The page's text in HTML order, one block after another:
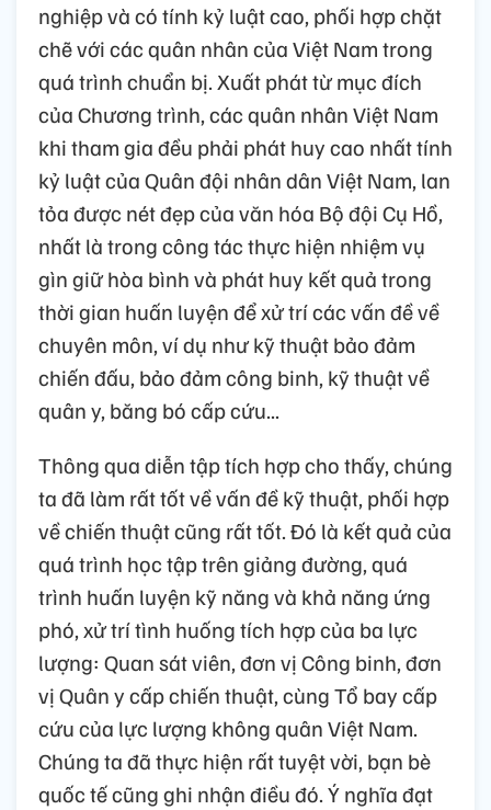
nghiệp và có tính kỷ luật cao, phối hợp chặt
chẽ với các quân nhân của Việt Nam trong
quá trình chuẩn bị. Xuất phát từ mục đích
của Chương trình, các quân nhân Việt Nam
khi tham gia đều phải phát huy cao nhất tính
kỷ luật của Quân đội nhân dân Việt Nam, lan
tỏa được nét đẹp của văn hóa Bộ đội Cụ Hồ,
nhất là trong công tác thực hiện nhiệm vụ
gìn giữ hòa bình và phát huy kết quả trong
thời gian huấn luyện để xử trí các vấn đề về
chuyên môn, ví dụ như kỹ thuật bảo đảm
chiến đấu, bảo đảm công binh, kỹ thuật về
quân y, băng bó cấp cứu...
Thông qua diễn tập tích hợp cho thấy, chúng
ta đã làm rất tốt về vấn đề kỹ thuật, phối hợp
về chiến thuật cũng rất tốt. Đó là kết quả của
quá trình học tập trên giảng đường, quá
trình huấn luyện kỹ năng và khả năng ứng
phó, xử trí tình huống tích hợp của ba lực
lượng: Quan sát viên, đơn vị Công binh, đơn
vị Quân y cấp chiến thuật, cùng Tổ bay cấp
cứu của lực lượng không quân Việt Nam.
Chúng ta đã thực hiện rất tuyệt vời, bạn bè
quốc tế cũng ghi nhận điều đó. Ý nghĩa đạt